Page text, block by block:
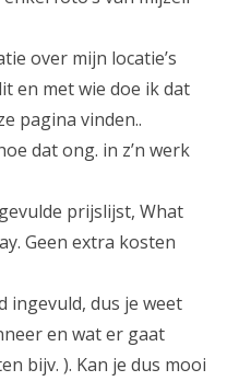
over mijn locatie’s
en met wie doe ik dat
pagina vinden..
dat ong. in z’n werk
prijslijst, What
Geen extra kosten
ingevuld, dus je weet
en wat er gaat
bijv. ). Kan je dus mooi